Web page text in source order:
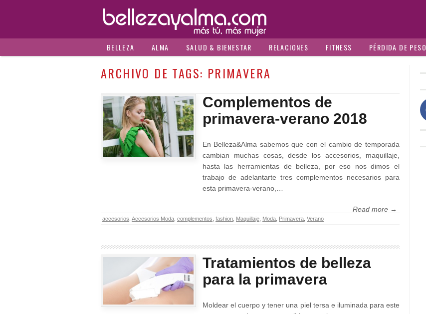
BELLEZA ALMA SALUD & BIENESTAR RELACIONES FITNESS PÉRDIDA DE PESO
ARCHIVO DE TAGS: PRIMAVERA
Complementos de
primavera-verano 2018
En Belleza&Alma sabemos que con el cambio de temporada
cambian muchas cosas, desde los accesorios, maquillaje,
hasta las herramientas de belleza, por eso nos dimos el
trabajo de adelantarte tres complementos necesarios para
esta primavera-verano,…
Read more →
accesorios Accesorios Moda complementos fashion Maquillaje Moda Primavera Verano
Tratamientos de belleza
para la primavera
Moldear el cuerpo y tener una piel tersa e iluminada para este